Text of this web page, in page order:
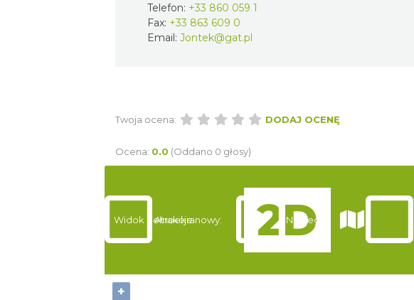
Telefon: +33 860 059 1
Fax: +33 863 609 0
Email: Jontek@gat.pl
Twoja ocena: DODAJ OCENĘ
Ocena: 0.0 (Oddano 0 głosy)
+
Widok pełnoekranowy:
Atrakcje Noclegi